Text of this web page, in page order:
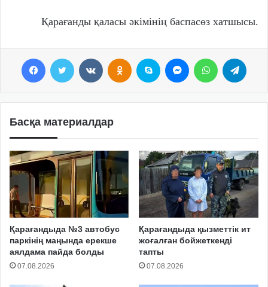
Қарағанды қаласы әкімінің баспасөз хатшысы.
Басқа материалдар
Қарағандыда №3 автобус
паркінің маңында ерекше
аялдама пайда болды
07.08.2026
Қарағандыда қызметтік ит
жоғалған бойжеткенді
тапты
07.08.2026